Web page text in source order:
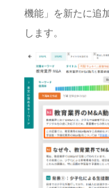
機能」を新たに追
します。